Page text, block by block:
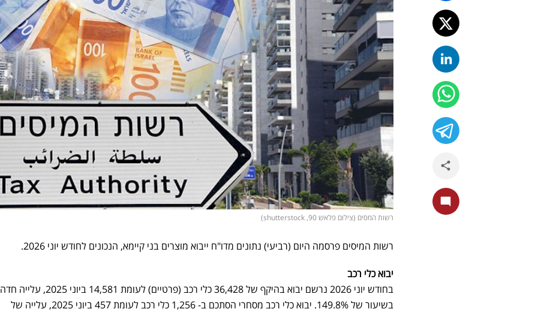
רשות המסים (צילום פלאש 90, shutterstock)
רשות המיסים פרסמה היום (רביעי) נתונים מדו"ח ייבוא מוצרים בני קיימא, הנכונים לחודש יוני 2026.
יבוא כלי רכב
בחודש יוני 2026 נרשם יבוא בהיקף של 36,428 כלי רכב (פרטיים) לעומת 14,581 ביוני 2025, עלייה חדה
בשיעור של 149.8%. יבוא כלי רכב מסחרי הסתכם ב- 1,256 כלי רכב לעומת 457 ביוני 2025, עלייה של